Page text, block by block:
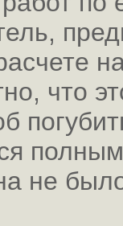
что
не